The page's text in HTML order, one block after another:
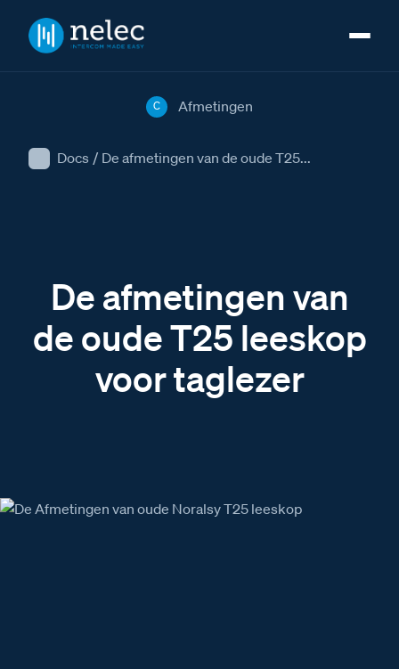
Docs / De afmetingen van de oude T25...
C Afmetingen
De afmetingen van
de oude T25 leeskop
voor taglezer